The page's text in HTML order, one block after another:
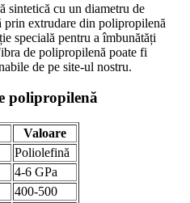
sintetică cu un diametru de
extrudare din polipropilenă
specială pentru a îmbunătăți
de polipropilenă poate fi
de pe site-ul nostru.
polipropilenă
Valoare
Poliolefină
4-6 GPa
400-500